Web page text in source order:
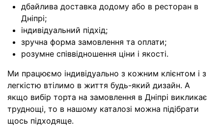
дбайлива доставка додому або в ресторан в
Дніпрі;
індивідуальний підхід;
зручна форма замовлення та оплати;
розумне співвідношення ціни і якості.
Ми працюємо індивідуально з кожним клієнтом і з
легкістю втілимо в життя будь-який дизайн. А
якщо вибір торта на замовлення в Дніпрі викликає
труднощі, то в нашому каталозі можна підібрати
щось підходяще.